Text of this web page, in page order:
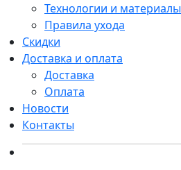
Технологии и материалы
Правила ухода
Скидки
Доставка и оплата
Доставка
Оплата
Новости
Контакты